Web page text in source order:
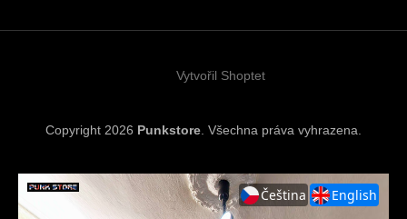
Vytvořil Shoptet
Copyright 2026 Punkstore . Všechna práva vyhrazena.